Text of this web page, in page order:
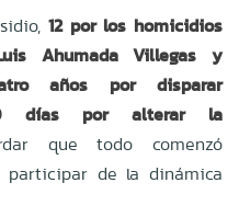
12 por los homicidios
Ahumada Villegas y
años por disparar
días por alterar la
que todo comenzó
de la dinámica